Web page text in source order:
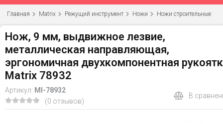
Главная Matrix Режущий инструмент Ножи Ножи строительные
Нож, 9 мм, выдвижное лезвие,
металлическая направляющая,
эргономичная двухкомпонентная
Matrix 78932
Артикул: MI-78932
(0 отзывов)
В